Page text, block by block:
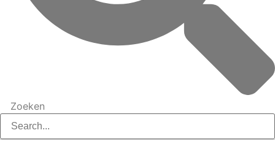
Zoeken